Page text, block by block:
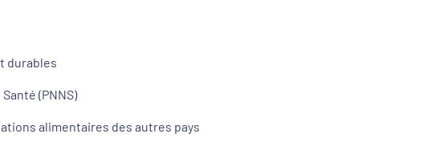
durables
(PNNS)
alimentaires des autres pays